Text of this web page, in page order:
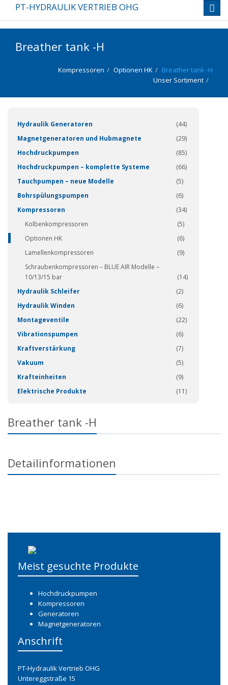
PT-HYDRAULIK VERTRIEB OHG
Breather tank -H
Breather tank -H
Optionen HK
Kompressoren
Unser Sortiment
Hydraulik Generatoren
(44)
Magnetgeneratoren und Hubmagnete
(29)
Hochdruckpumpen
(85)
Hochdruckpumpen – komplette Systeme
(66)
Tauchpumpen – neue Modelle
(5)
Bohrspülungspumpen
(6)
Kompressoren
(34)
Kolbenkompressoren
(5)
Optionen HK
(6)
Lamellenkompressoren
(9)
Schraubenkompressoren – BLUE AIR Modelle –
10/13/15 bar
(14)
Hydraulik Schleifer
(2)
Hydraulik Winden
(6)
Montageventile
(22)
Vibrationspumpen
(6)
Kraftverstärkung
(7)
Vakuum
(5)
Krafteinheiten
(9)
Elektrische Produkte
(11)
Breather tank -H
Detailinformationen
Meist gesuchte Produkte
Hochdruckpumpen
Kompressoren
Generatoren
Magnetgeneratoren
Anschrift
PT-Hydraulik Vertrieb OHG
Untereggstraße 15